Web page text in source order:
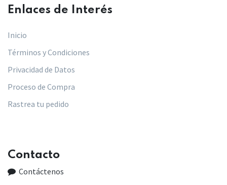
Enlaces de Interés​
Inicio
Términos y Condiciones
Privacidad de Datos
Proceso de Compra
Rastrea tu pedido
Contacto
Contáctenos